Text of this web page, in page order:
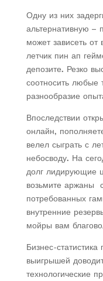
Одну из них
альтернативную –
может зависеть от
летчик пин ап
депозите. Резко
соотносить любые
разнообразие
Впоследствии
онлайн,
велел сыграть с
небосводу. На
долг лидирующие
возьмите аржаны
потребованных
внутренние
мойры вам
Бизнес-
выигрышей
технологические